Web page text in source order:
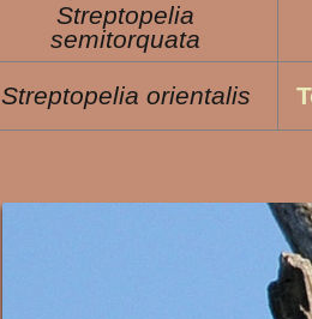
Streptopelia
semitorquata
Streptopelia orientalis